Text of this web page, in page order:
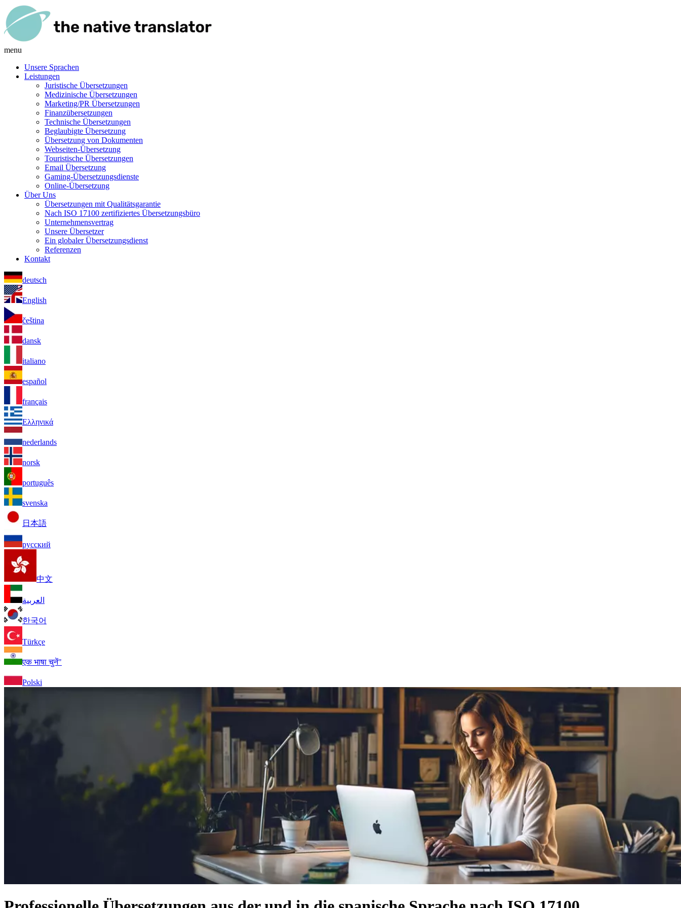
menu
Unsere Sprachen
Leistungen
Juristische Übersetzungen
Medizinische Übersetzungen
Marketing/PR Übersetzungen
Finanzübersetzungen
Technische Übersetzungen
Beglaubigte Übersetzung
Übersetzung von Dokumenten
Webseiten-Übersetzung
Touristische Übersetzungen
Email Übersetzung
Gaming-Übersetzungsdienste
Online-Übersetzung
Über Uns
Übersetzungen mit Qualitätsgarantie
Nach ISO 17100 zertifiziertes Übersetzungsbüro
Unternehmensvertrag
Unsere Übersetzer
Ein globaler Übersetzungsdienst
Referenzen
Kontakt
deutsch
English
čeština
dansk
italiano
español
français
Ελληνικά
nederlands
norsk
português
svenska
日本語
русский
中文
العربية
한국어
Türkçe
एक भाषा चुनें"
Polski